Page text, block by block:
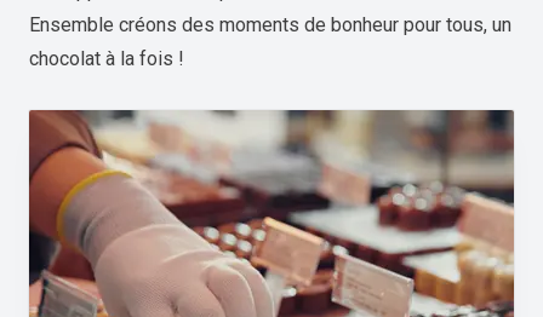
Ensemble créons des moments de bonheur pour tous, un
chocolat à la fois !